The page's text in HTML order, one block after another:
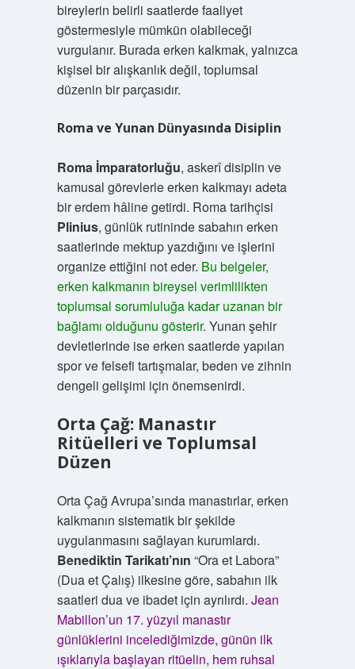
bireylerin belirli saatlerde faaliyet
göstermesiyle mümkün olabileceği
vurgulanır. Burada erken kalkmak, yalnızca
kişisel bir alışkanlık değil, toplumsal
düzenin bir parçasıdır.
Roma ve Yunan Dünyasında Disiplin
Roma İmparatorluğu, askerî disiplin ve
kamusal görevlerle erken kalkmayı adeta
bir erdem hâline getirdi. Roma tarihçisi
Plinius, günlük rutininde sabahın erken
saatlerinde mektup yazdığını ve işlerini
organize ettiğini not eder. Bu belgeler,
erken kalkmanın bireysel verimlilikten
toplumsal sorumluluğa kadar uzanan bir
bağlamı olduğunu gösterir. Yunan şehir
devletlerinde ise erken saatlerde yapılan
spor ve felsefi tartışmalar, beden ve zihnin
dengeli gelişimi için önemsenirdi.
Orta Çağ: Manastır
Ritüelleri ve Toplumsal
Düzen
Orta Çağ Avrupa’sında manastırlar, erken
kalkmanın sistematik bir şekilde
uygulanmasını sağlayan kurumlardı.
Benediktin Tarikatı’nın “Ora et Labora”
(Dua et Çalış) ilkesine göre, sabahın ilk
saatleri dua ve ibadet için ayrılırdı. Jean
Mabillon’un 17. yüzyıl manastır
günlüklerini incelediğimizde, günün ilk
ışıklarıyla başlayan ritüelin, hem ruhsal